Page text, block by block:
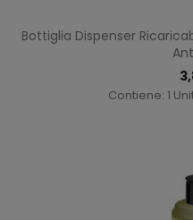
Bottiglia Dispenser
Contiene: 1